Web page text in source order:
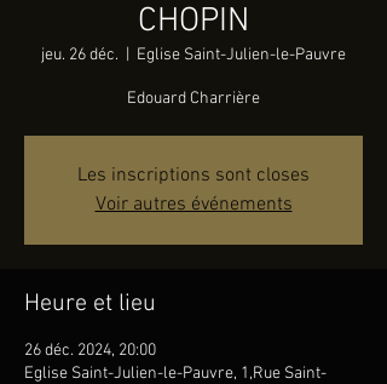
CHOPIN
jeu. 26 déc. Eglise Saint-Julien-le-Pauvre
Edouard Charrière
Les inscriptions sont closes
Voir autres événements
Heure et lieu
26 déc. 2024, 20:00
Eglise Saint-Julien-le-Pauvre, 1,Rue Saint-